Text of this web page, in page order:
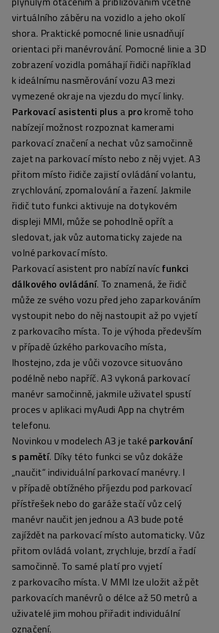
virtuálního záběru na vozidlo a jeho okolí
shora. Praktické pomocné linie usnadňují
orientaci při manévrování. Pomocné linie a 3D
zobrazení vozidla pomáhají řidiči například
k ideálnímu nasměrování vozu A3 mezi
vymezené okraje na vjezdu do mycí linky.
Parkovací asistenti plus a prokromě toho
nabízejí možnost rozpoznat kamerami
parkovací značení a nechat vůz samočinně
zajet na parkovací místo nebo z něj vyjet. A3
přitom místo řidiče zajistí ovládání volantu,
zrychlování, zpomalování a řazení. Jakmile
řidič tuto funkci aktivuje na dotykovém
displeji MMI, může se pohodlně opřít a
sledovat, jak vůz automaticky zajede na
volné parkovací místo.
Parkovací asistent pro nabízí navícfunkci
dálkového ovládání. To znamená, že řidič
může ze svého vozu před jeho zaparkováním
vystoupit nebo do něj nastoupit až po vyjetí
z parkovacího místa. To je výhoda především
v případě úzkého parkovacího místa,
lhostejno, zda je vůči vozovce situováno
podélně nebo napříč. A3 vykoná parkovací
manévr samočinně, jakmile uživatel spustí
proces v aplikaci myAudi App na chytrém
telefonu.
Novinkou v modelech A3 je taképarkování
s pamětí. Díky této funkci se vůz dokáže
„naučit“ individuální parkovací manévry. I
v případě obtížného příjezdu pod parkovací
přístřešek nebo do garáže stačí vůz celý
manévr naučit jen jednou a A3 bude poté
zajíždět na parkovací místo automaticky. Vůz
přitom ovládá volant, zrychluje, brzdí a řadí
samočinně. To samé platí pro vyjetí
z parkovacího místa. V MMI lze uložit až pět
parkovacích manévrů o délce až 50 metrů a
uživatelé jim mohou přiřadit individuální
označení.